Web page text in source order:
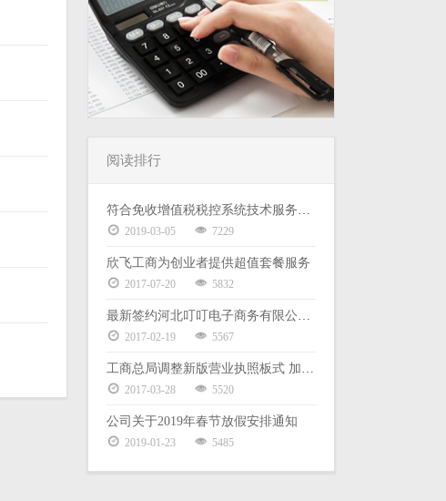
阅读排行
2019-03-05 7229
欣飞工商为创业者提供超值套餐服务
2017-07-20 5832
2017-02-19 5567
2017-03-28 5520
公司关于2019年春节放假安排通知
2019-01-23 5485